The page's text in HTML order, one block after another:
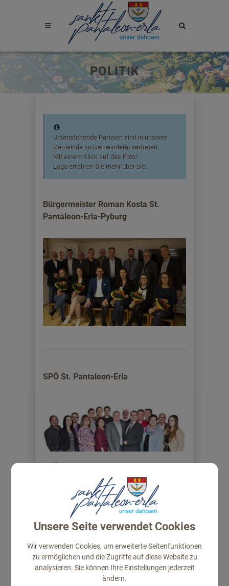
Site
POLITIK
Untenstehende Parteien sind in unserer
Gemeinde im Gemeinderat vertreten.
Mit einem Klick auf das Foto/
Logo erfahren Sie mehr über sie.
Bürgermeister Roman Kosta St.
Pantaleon-Erla-Pyburg
SPÖ St. Pantaleon-Erla
Gemeinderat
Unsere Seite verwendet Cookies
Wir verwenden Cookies, um erweiterte Seitenfunktionen
zu ermöglichen und die Zugriffe auf diese Website zu
analysieren. Sie können Ihre Einstellungen jederzeit
ändern.